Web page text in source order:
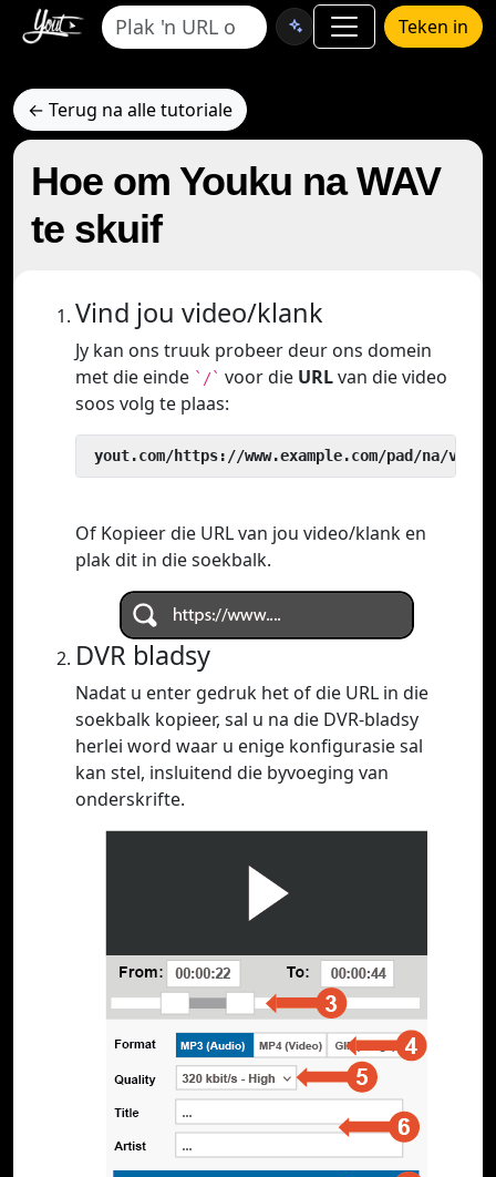
Teken in
← Terug na alle tutoriale
Hoe om Youku na WAV
te skuif
Vind jou video/klank
Jy kan ons truuk probeer deur ons domein
met die einde `/` voor die URLvan die video
soos volg te plaas:
yout.com/https://www.example.com/pad/na/video
Of Kopieer die URL van jou video/klank en
plak dit in die soekbalk.
DVR bladsy
Nadat u enter gedruk het of die URL in die
soekbalk kopieer, sal u na die DVR-bladsy
herlei word waar u enige konfigurasie sal
kan stel, insluitend die byvoeging van
onderskrifte.